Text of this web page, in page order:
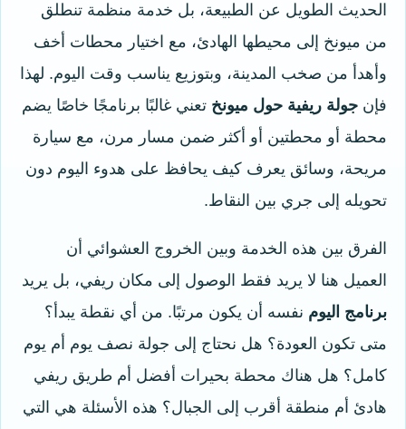
الحديث الطويل عن الطبيعة، بل خدمة منظمة تنطلق
من ميونخ إلى محيطها الهادئ، مع اختيار محطات أخف
وأهدأ من صخب المدينة، وبتوزيع يناسب وقت اليوم. لهذا
فإن جولة ريفية حول ميونخ تعني غالبًا برنامجًا خاصًا يضم
محطة أو محطتين أو أكثر ضمن مسار مرن، مع سيارة
مريحة، وسائق يعرف كيف يحافظ على هدوء اليوم دون
تحويله إلى جري بين النقاط.
الفرق بين هذه الخدمة وبين الخروج العشوائي أن
العميل هنا لا يريد فقط الوصول إلى مكان ريفي، بل يريد
برنامج اليوم نفسه أن يكون مرتبًا. من أي نقطة يبدأ؟
متى تكون العودة؟ هل نحتاج إلى جولة نصف يوم أم يوم
كامل؟ هل هناك محطة بحيرات أفضل أم طريق ريفي
هادئ أم منطقة أقرب إلى الجبال؟ هذه الأسئلة هي التي